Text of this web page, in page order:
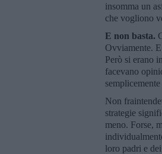
insomma un
che vogliono
E non basta.
Ovviamente.
Però si erano
facevano
Non
strategie
meno. Forse,
loro padri e